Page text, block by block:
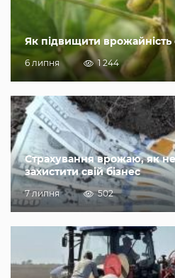
Як підвищити врожайність
6 липня 1 244
Страхування врожаю, як
захистити свій бізнес
7 липня 502